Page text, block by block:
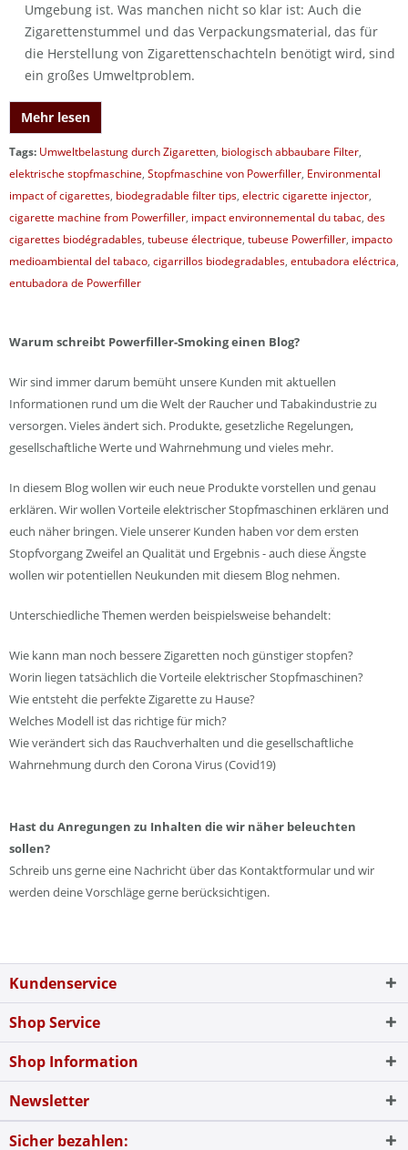
Umgebung ist. Was manchen nicht so klar ist: Auch die
Zigarettenstummel und das Verpackungsmaterial, das für
die Herstellung von Zigarettenschachteln benötigt wird, sind
ein großes Umweltproblem.
Mehr lesen
Tags: Umweltbelastung durch Zigaretten, biologisch abbaubare Filter,
elektrische stopfmaschine, Stopfmaschine von Powerfiller, Environmental
impact of cigarettes, biodegradable filter tips, electric cigarette injector,
cigarette machine from Powerfiller, impact environnemental du tabac, des
cigarettes biodégradables, tubeuse électrique, tubeuse Powerfiller, impacto
medioambiental del tabaco, cigarrillos biodegradables, entubadora eléctrica,
entubadora de Powerfiller
Warum schreibt Powerfiller-Smoking einen Blog?
Wir sind immer darum bemüht unsere Kunden mit aktuellen
Informationen rund um die Welt der Raucher und Tabakindustrie zu
versorgen. Vieles ändert sich. Produkte, gesetzliche Regelungen,
gesellschaftliche Werte und Wahrnehmung und vieles mehr.
In diesem Blog wollen wir euch neue Produkte vorstellen und genau
erklären. Wir wollen Vorteile elektrischer Stopfmaschinen erklären und
euch näher bringen. Viele unserer Kunden haben vor dem ersten
Stopfvorgang Zweifel an Qualität und Ergebnis - auch diese Ängste
wollen wir potentiellen Neukunden mit diesem Blog nehmen.
Unterschiedliche Themen werden beispielsweise behandelt:
Wie kann man noch bessere Zigaretten noch günstiger stopfen?
Worin liegen tatsächlich die Vorteile elektrischer Stopfmaschinen?
Wie entsteht die perfekte Zigarette zu Hause?
Welches Modell ist das richtige für mich?
Wie verändert sich das Rauchverhalten und die gesellschaftliche
Wahrnehmung durch den Corona Virus (Covid19)
Hast du Anregungen zu Inhalten die wir näher beleuchten
sollen?
Schreib uns gerne eine Nachricht über das Kontaktformular und wir
werden deine Vorschläge gerne berücksichtigen.
Kundenservice
Shop Service
Shop Information
Newsletter
Sicher bezahlen: